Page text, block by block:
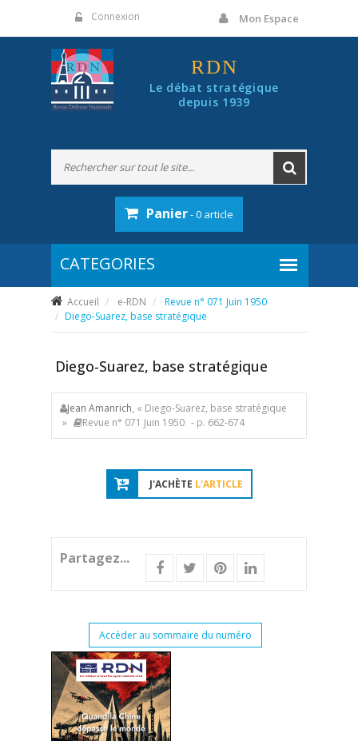
Connexion Mon Espace
RDN
Le débat stratégique
depuis 1939
Panier- 0 article
Accueil e-RDN
Revue n° 071 Juin 1950
Diego-Suarez, base stratégique
Diego-Suarez, base stratégique
Jean Amanrich, « Diego-Suarez, base stratégique
»
Revue n° 071 Juin 1950 - p. 662-674
J'ACHÈTE L'ARTICLE
Partagez...
Accéder au sommaire du numéro